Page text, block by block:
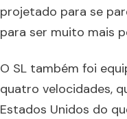
projetado para se
para ser muito mais
O SL também foi
quatro velocidades,
Estados Unidos do